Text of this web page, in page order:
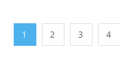
1 2 3 4